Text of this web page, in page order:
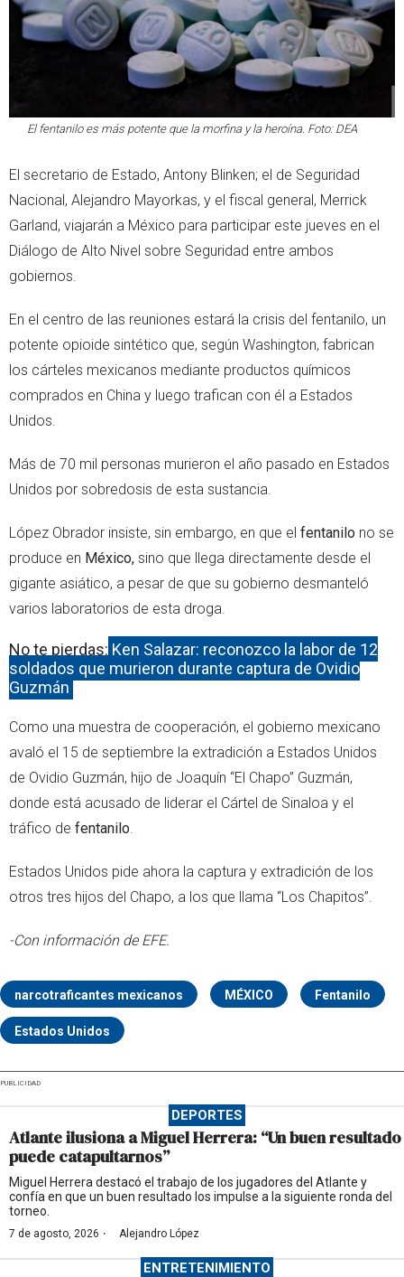
El fentanilo es más potente que la morfina y la heroína. Foto: DEA
El secretario de Estado, Antony Blinken; el de Seguridad
Nacional, Alejandro Mayorkas, y el fiscal general, Merrick
Garland, viajarán a México para participar este jueves en el
Diálogo de Alto Nivel sobre Seguridad entre ambos
gobiernos.
En el centro de las reuniones estará la crisis del fentanilo, un
potente opioide sintético que, según Washington, fabrican
los cárteles mexicanos mediante productos químicos
comprados en China y luego trafican con él a Estados
Unidos.
Más de 70 mil personas murieron el año pasado en Estados
Unidos por sobredosis de esta sustancia.
López Obrador insiste, sin embargo, en que el fentanilo no se
produce en México, sino que llega directamente desde el
gigante asiático, a pesar de que su gobierno desmanteló
varios laboratorios de esta droga.
No te pierdas: Ken Salazar: reconozco la labor de 12
soldados que murieron durante captura de Ovidio
Guzmán
Como una muestra de cooperación, el gobierno mexicano
avaló el 15 de septiembre la extradición a Estados Unidos
de Ovidio Guzmán, hijo de Joaquín “El Chapo” Guzmán,
donde está acusado de liderar el Cártel de Sinaloa y el
tráfico de fentanilo.
Estados Unidos pide ahora la captura y extradición de los
otros tres hijos del Chapo, a los que llama “Los Chapitos”.
-Con información de EFE.
narcotraficantes mexicanos MÉXICO Fentanilo
Estados Unidos
PUBLICIDAD
DEPORTES
Atlante ilusiona a Miguel Herrera: “Un buen resultado
puede catapultarnos”
Miguel Herrera destacó el trabajo de los jugadores del Atlante y
confía en que un buen resultado los impulse a la siguiente ronda del
torneo.
7 de agosto, 2026 · Alejandro López
ENTRETENIMIENTO